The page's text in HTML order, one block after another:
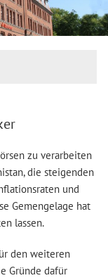
zu verarbeiten
die steigenden
und
Gemengelage hat
lassen.
den weiteren
Gründe dafür